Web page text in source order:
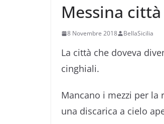
Messina
8 Novembre 2018 BellaSicilia
La città che doveva
cinghiali.
Mancano i mezzi per
una discarica a cielo